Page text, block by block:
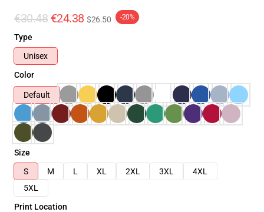
€30.48 €24.38 $26.50 -20%
Type
Unisex
Color
Default
Size
S
M L XL 2XL 3XL
4XL
5XL
Print Location